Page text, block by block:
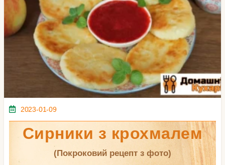
2023-01-09
Сирники з крохмалем
(покроковий рецепт з фото)